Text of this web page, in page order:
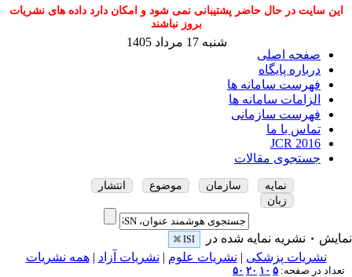
این سایت در حال حاضر پشتیبانی نمی شود و امکان دارد داده های نشریات
بروز نباشند
صفحه اصلی
درباره پایگاه
فهرست سامانه ها
الزامات سامانه ها
فهرست سازمانی
تماس با ما
JCR 2016
جستجوی مقالات
شنبه 17 مرداد 1405
نمایه سازمان موضوع
انتشار
زبان
نمایش ۰ نشریه نمایه شده در ISI
نشریات پزشکی | نشریات علوم | نشریات آزاد |همه نشریات
تعداد در صفحه: ۵ ۱۰ ۲۰ ۵۰